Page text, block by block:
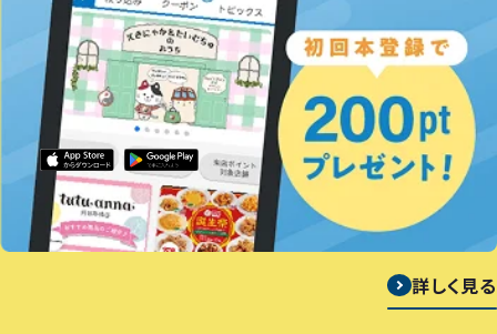
詳しく見る